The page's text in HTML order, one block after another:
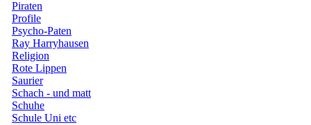
Piraten
Profile
Psycho-Paten
Ray Harryhausen
Religion
Rote Lippen
Saurier
Schach - und matt
Schuhe
Schule Uni etc